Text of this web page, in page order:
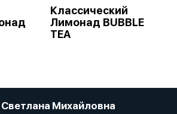
Классический
Лимонад BUBBLE
TEA
Михайловна